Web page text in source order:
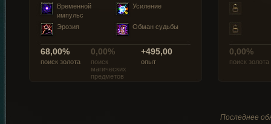
Временной
импульс
Усиление
Эрозия Обман судьбы
68,00%
поиск золота
0,00%
поиск
магических
предметов
+495,00
опыт
0,00%
поиск золота
Последнее